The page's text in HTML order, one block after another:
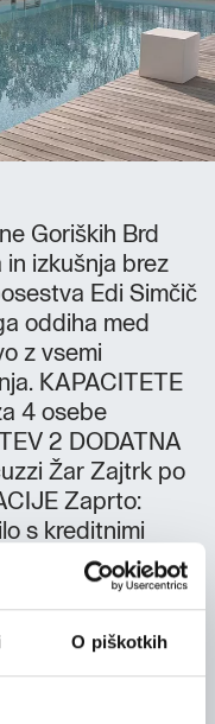
O piškotkih
Goriških Brd
in izkušnja brez
Edi Simčič
oddiha med
z vsemi
KAPACITETE
4 osebe
2 DODATNA
Žar Zajtrk po
Zaprto:
s kreditnimi